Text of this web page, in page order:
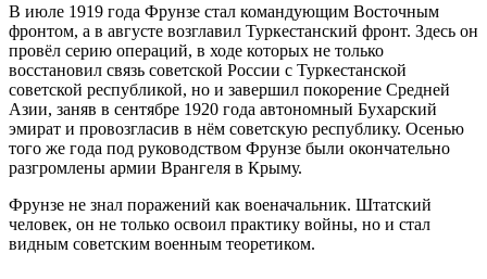
В июле 1919 года Фрунзе стал командующим Восточным
фронтом, а в августе возглавил Туркестанский фронт. Здесь он
провёл серию операций, в ходе которых не только
восстановил связь советской России с Туркестанской
советской республикой, но и завершил покорение Средней
Азии, заняв в сентябре 1920 года автономный Бухарский
эмират и провозгласив в нём советскую республику. Осенью
того же года под руководством Фрунзе были окончательно
разгромлены армии Врангеля в Крыму.
Фрунзе не знал поражений как военачальник. Штатский
человек, он не только освоил практику войны, но и стал
видным советским военным теоретиком.